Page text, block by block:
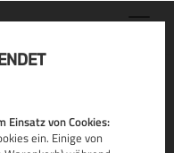
von Cookies:
ein. Einige von